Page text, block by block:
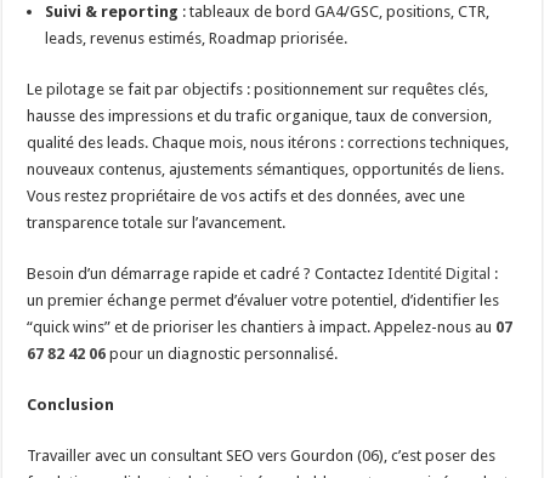
Suivi & reporting : tableaux de bord GA4/GSC, positions, CTR,
leads, revenus estimés, Roadmap priorisée.
Le pilotage se fait par objectifs : positionnement sur requêtes clés,
hausse des impressions et du trafic organique, taux de conversion,
qualité des leads. Chaque mois, nous itérons : corrections techniques,
nouveaux contenus, ajustements sémantiques, opportunités de liens.
Vous restez propriétaire de vos actifs et des données, avec une
transparence totale sur l’avancement.
Besoin d’un démarrage rapide et cadré ? ContactezIdentité Digital :
un premier échange permet d’évaluer votre potentiel, d’identifier les
“quick wins” et de prioriser les chantiers à impact. Appelez-nous au 07
67 82 42 06 pour un diagnostic personnalisé.
Conclusion
Travailler avec un consultant SEO vers Gourdon (06), c’est poser des